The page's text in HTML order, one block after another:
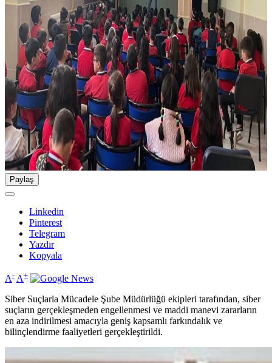
Paylaş
Linkedin
Pinterest
Telegram
Yazdır
Kopyala
A- A+
Siber Suçlarla Mücadele Şube Müdürlüğü ekipleri tarafından, siber
suçların gerçekleşmeden engellenmesi ve maddi manevi zararların
en aza indirilmesi amacıyla geniş kapsamlı farkındalık ve
bilinçlendirme faaliyetleri gerçekleştirildi.